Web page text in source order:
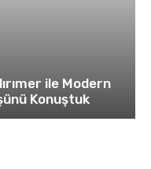
ile Modern
Konuştuk